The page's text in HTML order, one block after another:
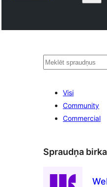
Meklēt
Visi
Community
Commercial
Spraudņa